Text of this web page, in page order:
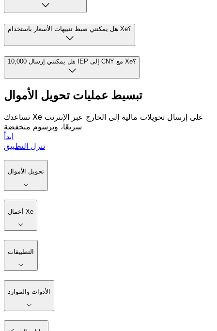
هل يمكنني ضبط تنبيهات الأسعار باستخدام Xe؟
هل يمكنني إرسال 10,000 IEP إلى CNY مع Xe؟
تبسيط عمليات تحويل الأموال
تساعدك Xe على إرسال تحويلات مالية إلى الخارج عبر الإنترنت
سريعًا، وبرسوم منخفضة
ابدأ
تنزل التطبيق
تحويل الأموال
أعمال Xe
التطبيقات
الأدوات والموارد